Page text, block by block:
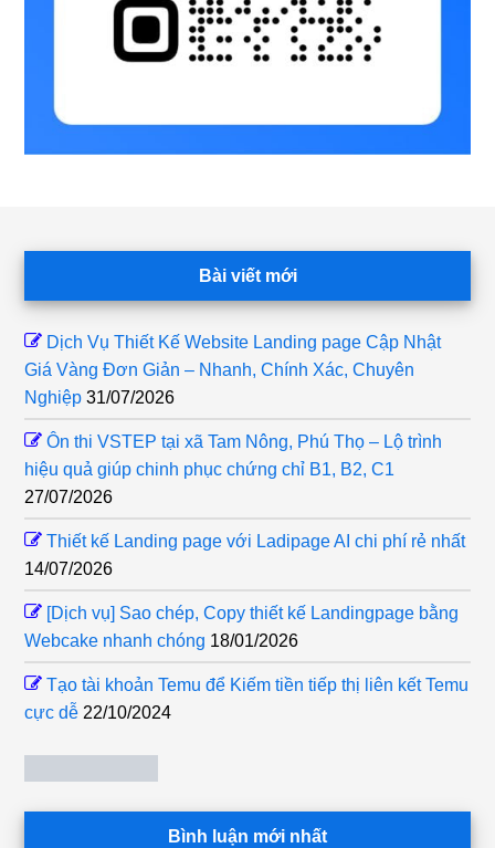
Bài viết mới
Dịch Vụ Thiết Kế Website Landing page Cập Nhật
Giá Vàng Đơn Giản – Nhanh, Chính Xác, Chuyên
Nghiệp 31/07/2026
Ôn thi VSTEP tại xã Tam Nông, Phú Thọ – Lộ trình
hiệu quả giúp chinh phục chứng chỉ B1, B2, C1
27/07/2026
Thiết kế Landing page với Ladipage AI chi phí rẻ nhất
14/07/2026
[Dịch vụ] Sao chép, Copy thiết kế Landingpage bằng
Webcake nhanh chóng 18/01/2026
Tạo tài khoản Temu để Kiếm tiền tiếp thị liên kết Temu
cực dễ 22/10/2024
Bình luận mới nhất